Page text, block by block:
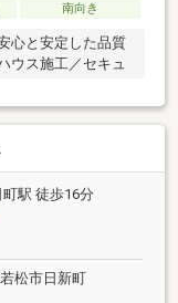
南向き
心と安定した品質
ウス施工／セキュ
駅 徒歩16分
松市日新町